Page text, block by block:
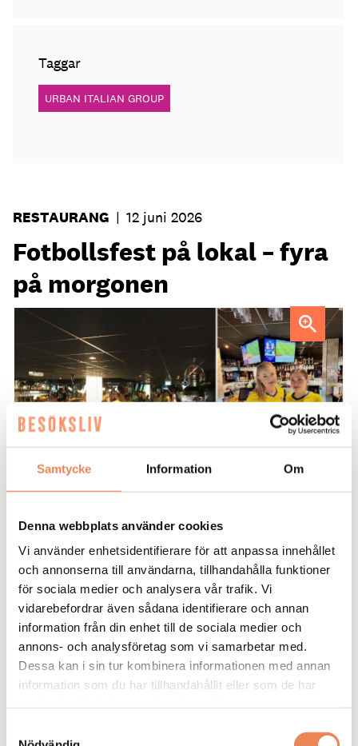
Samtycke Information Om
Denna webbplats använder cookies
Vi använder enhetsidentifierare för att anpassa innehållet
och annonserna till användarna, tillhandahålla funktioner
för sociala medier och analysera vår trafik. Vi
vidarebefordrar även sådana identifierare och annan
information från din enhet till de sociala medier och
annons- och analysföretag som vi samarbetar med.
Dessa kan i sin tur kombinera informationen med annan
information som du har tillhandahållit eller som de har
Taggar
URBAN ITALIAN GROUP
RESTAURANG | 12 juni 2026
Fotbollsfest på lokal – fyra
på morgonen
Strandgatan Två välkomnar svenska fotbollsfans kl 04.
Sverige spelar sin första match i
fotbolls-VM 2026 och Strandgatan Två
i Linköping räknar med fullsatta
lokaler.
410 restauranger, pubar och andra verksamheten
har ansökt om att få servera alkohol utanför de
ordinarie tiderna under fotbolls-VM. Det visar en
enkät som Visita skickat till landets samtliga